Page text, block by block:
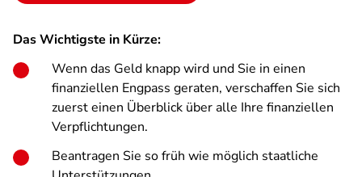
Das Wichtigste in Kürze:
Wenn das Geld knapp wird und Sie in einen
finanziellen Engpass geraten, verschaffen Sie sich
zuerst einen Überblick über alle Ihre finanziellen
Verpflichtungen.
Beantragen Sie so früh wie möglich staatliche